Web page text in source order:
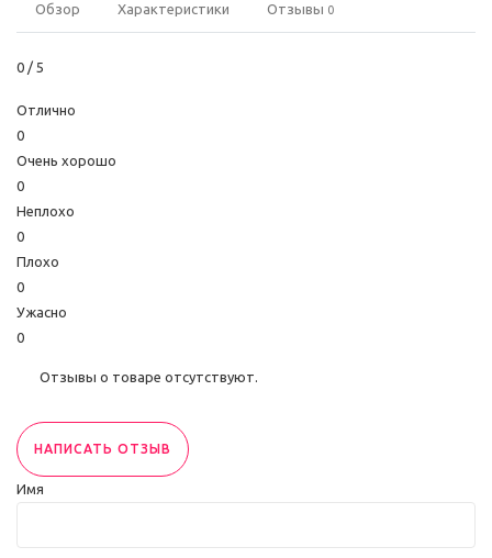
Обзор Характеристики Отзывы 0
0 / 5
Отлично
0
Очень хорошо
0
Неплохо
0
Плохо
0
Ужасно
0
Отзывы о товаре отсутствуют.
НАПИСАТЬ ОТЗЫВ
Имя